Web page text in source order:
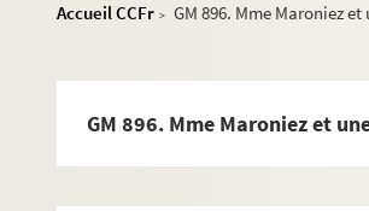
Accueil CCFr > GM 896. Mme Maroniez
GM 896. Mme Maroniez et
GM 881. Mme Maroniez avec